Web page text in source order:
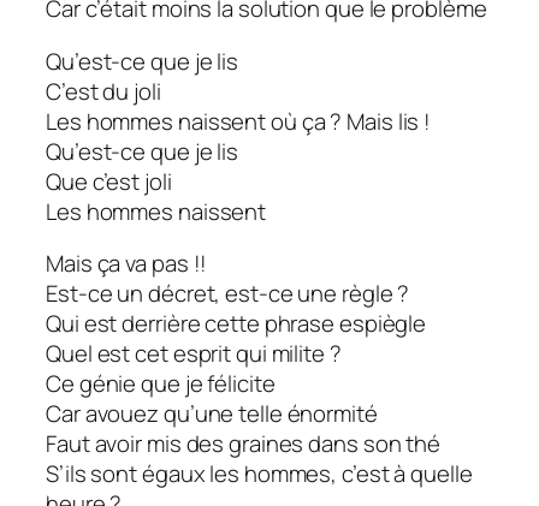
Car c’était moins la solution que le problème
Qu’est-ce que je lis
C’est du joli
Les hommes naissent où ça ? Mais lis !
Qu’est-ce que je lis
Que c’est joli
Les hommes naissent
Mais ça va pas !!
Est-ce un décret, est-ce une règle ?
Qui est derrière cette phrase espiègle
Quel est cet esprit qui milite ?
Ce génie que je félicite
Car avouez qu’une telle énormité
Faut avoir mis des graines dans son thé
S’ils sont égaux les hommes, c’est à quelle